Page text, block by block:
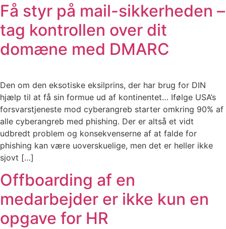
Få styr på mail-sikkerheden –
tag kontrollen over dit
domæne med DMARC
Den om den eksotiske eksilprins, der har brug for DIN
hjælp til at få sin formue ud af kontinentet… Ifølge USA’s
forsvarstjeneste mod cyberangreb starter omkring 90% af
alle cyberangreb med phishing. Der er altså et vidt
udbredt problem og konsekvenserne af at falde for
phishing kan være uoverskuelige, men det er heller ikke
sjovt […]
Offboarding af en
medarbejder er ikke kun en
opgave for HR